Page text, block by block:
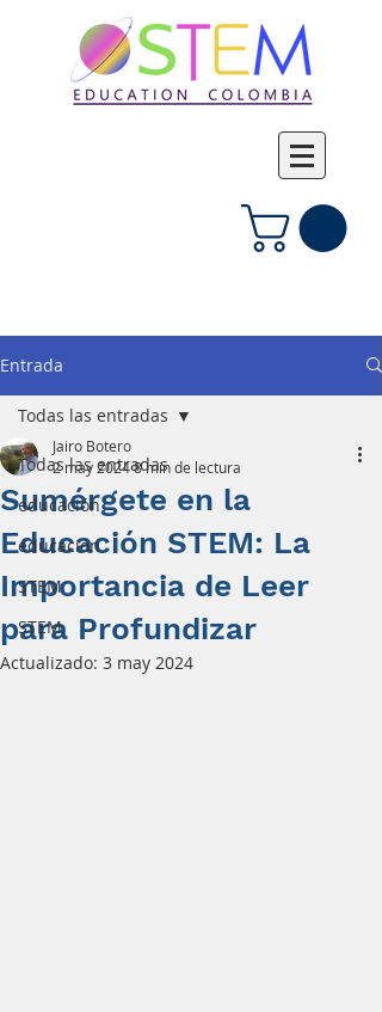
Entrada
Todas las entradas
educación
educación
STEM
STEM
Todas las entradas
Sumérgete en la
Educación STEM: La
Importancia de Leer
para Profundizar
Jairo Botero
2 may 20248 min de lectura
Actualizado: 3 may 2024